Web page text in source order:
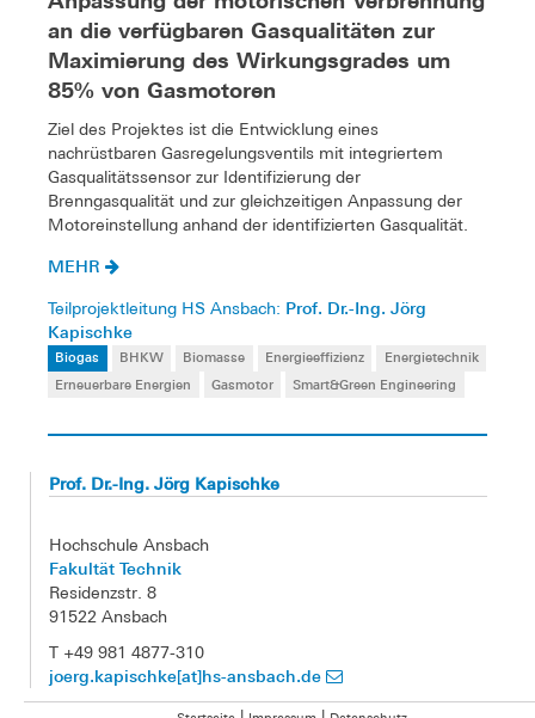
an die verfügbaren Gasqualitäten zur
Maximierung des Wirkungsgrades um
85% von Gasmotoren
Ziel des Projektes ist die Entwicklung eines
nachrüstbaren Gasregelungsventils mit integriertem
Gasqualitätssensor zur Identifizierung der
Brenngasqualität und zur gleichzeitigen Anpassung der
Motoreinstellung anhand der identifizierten Gasqualität.
MEHR
Teilprojektleitung HS Ansbach: Prof. Dr.-Ing. Jörg
Kapischke
Biogas BHKW Biomasse Energieeffizienz
Energietechnik
Erneuerbare Energien
Gasmotor Smart&Green Engineering
Prof. Dr.-Ing. Jörg Kapischke
Hochschule Ansbach
Fakultät Technik
Residenzstr. 8
91522 Ansbach
T +49 981 4877-310
joerg.kapischke[at]hs-ansbach.de